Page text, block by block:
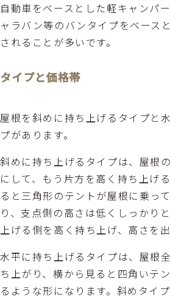
自動車をベースとした軽キャンパ
ャラバン等のバンタイプをベース
されることが多いです。
タイプと価格帯
屋根を斜めに持ち上げるタイプと
プがあります。
斜めに持ち上げるタイプは、屋根
にして、もう片方を高く持ち上げ
ると三角形のテントが屋根に乗っ
り、支点側の高さは低くしっかり
上げる側を高く持ち上げ、高さを
水平に持ち上げるタイプは、屋根
ち上がり、横から見ると四角いテ
るような形になります。斜めタイ